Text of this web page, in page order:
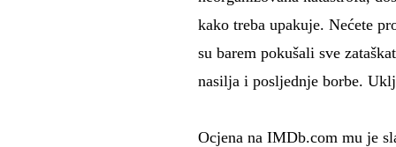
kako treba upakuje. Nećete
su barem pokušali sve
nasilja i posljednje borbe.
Ocjena na IMDb.com mu je